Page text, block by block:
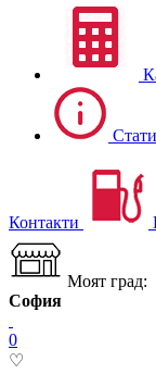
Контакти
Моят град:
София
0
♡